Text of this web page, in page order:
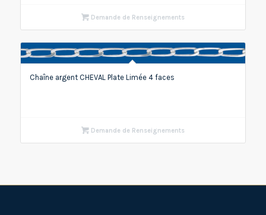
Demande de Renseignements
Chaîne argent CHEVAL Plate Limée 4 faces
Demande de Renseignements